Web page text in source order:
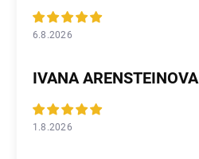
6.8.2026
IVANA ARENSTEINOVA
1.8.2026